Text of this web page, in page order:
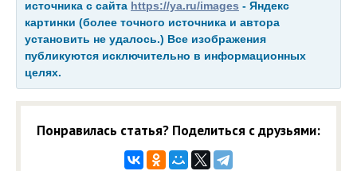
источника с сайта https://ya.ru/images - Яндекс
картинки (более точного источника и автора
установить не удалось.) Все изображения
публикуются исключительно в информационных
целях.
Понравилась статья? Поделиться с друзьями: